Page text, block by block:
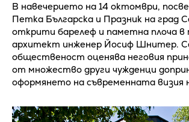
В навечерието на 14 октомври,
Петка Българска и Празник на град
открити барелеф и паметна плоча в
архитект инженер Йосиф Шнитер.
общественост оценява неговия
от множество други чужденци
оформянето на съвременната визия